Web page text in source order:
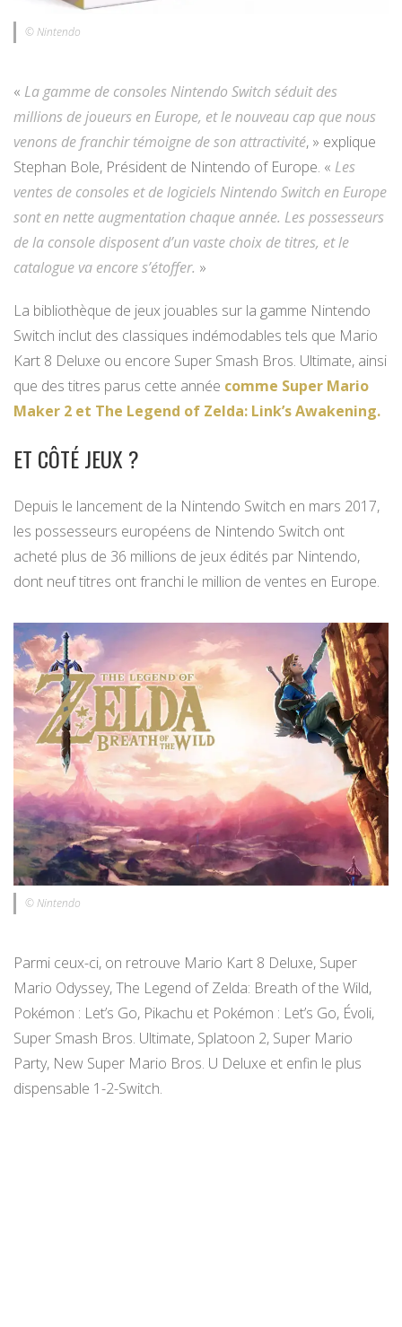
© Nintendo
« La gamme de consoles Nintendo Switch séduit des
millions de joueurs en Europe, et le nouveau cap que nous
venons de franchir témoigne de son attractivité, » explique
Stephan Bole, Président de Nintendo of Europe. « Les
ventes de consoles et de logiciels Nintendo Switch en Europe
sont en nette augmentation chaque année. Les possesseurs
de la console disposent d’un vaste choix de titres, et le
catalogue va encore s’étoffer. »
La bibliothèque de jeux jouables sur la gamme Nintendo
Switch inclut des classiques indémodables tels que Mario
Kart 8 Deluxe ou encore Super Smash Bros. Ultimate, ainsi
que des titres parus cette année comme Super Mario
Maker 2 et The Legend of Zelda: Link’s Awakening.
ET CÔTÉ JEUX ?
Depuis le lancement de la Nintendo Switch en mars 2017,
les possesseurs européens de Nintendo Switch ont
acheté plus de 36 millions de jeux édités par Nintendo,
dont neuf titres ont franchi le million de ventes en Europe.
© Nintendo
Parmi ceux-ci, on retrouve Mario Kart 8 Deluxe, Super
Mario Odyssey, The Legend of Zelda: Breath of the Wild,
Pokémon : Let’s Go, Pikachu et Pokémon : Let’s Go, Évoli,
Super Smash Bros. Ultimate, Splatoon 2, Super Mario
Party, New Super Mario Bros. U Deluxe et enfin le plus
dispensable 1-2-Switch.